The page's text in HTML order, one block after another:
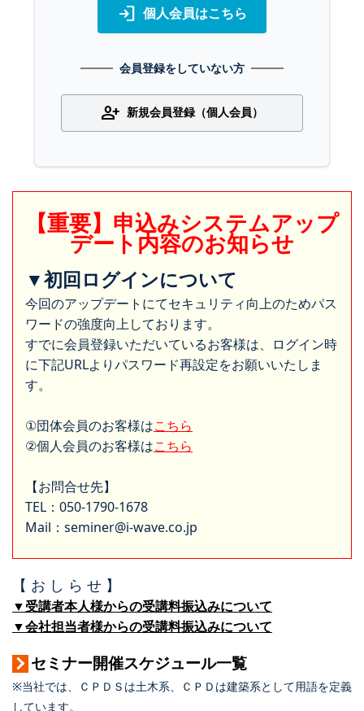
login 個人会員はこちら
会員登録をしていない方
person_add 新規会員登録（個人会員）
【重要】申込みシステムアップ
デート内容のお知らせ
▼初回ログインについて
今回のアップデートにてセキュリティ向上のためパス
ワードの強度向上しております。
すでに会員登録いただいているお客様は、ログイン時
に下記URLよりパスワード再設定をお願いいたしま
す。
①団体会員のお客様はこちら
②個人会員のお客様はこちら
【お問合せ先】
TEL：050-1790-1678
Mail：seminer@i-wave.co.jp
【 お し ら せ 】
▼受講者本人様からの受講料振込みについて
▼会社担当者様からの受講料振込みについて
セミナー開催スケジュール一覧
※当社では、ＣＰＤＳは土木系、ＣＰＤは建築系として用語を定義
しています。